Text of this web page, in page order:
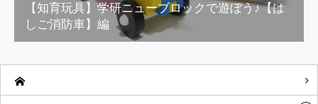
【知育玩具】学研ニューブロックで遊ぼう♪【は
しご消防車】編